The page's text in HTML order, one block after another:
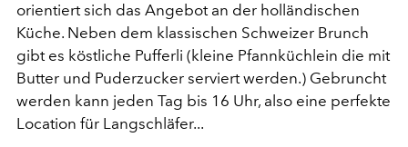
orientiert sich das Angebot an der holländischen
Küche. Neben dem klassischen Schweizer Brunch
gibt es köstliche Pufferli (kleine Pfannküchlein die mit
Butter und Puderzucker serviert werden.) Gebruncht
werden kann jeden Tag bis 16 Uhr, also eine perfekte
Location für Langschläfer...